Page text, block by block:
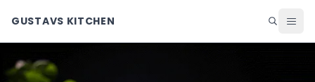
GUSTAVS KITCHEN